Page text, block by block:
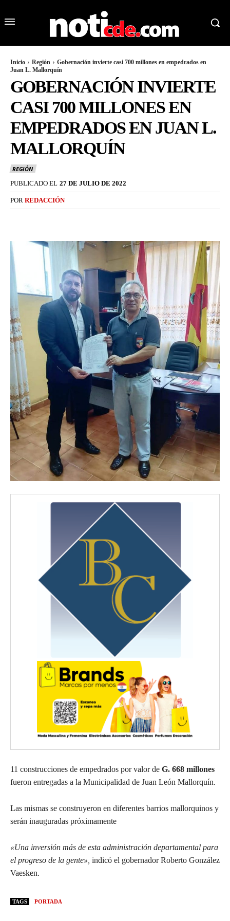
Inicio Región
Gobernación invierte casi 700 millones en empedrados en
Juan L. Mallorquín
GOBERNACIÓN INVIERTE
CASI 700 MILLONES EN
EMPEDRADOS EN JUAN L.
MALLORQUÍN
REGIÓN
PUBLICADO EL 27 DE JULIO DE 2022
POR REDACCIÓN
11 construcciones de empedrados por valor de G. 668 millones
fueron entregadas a la Municipalidad de Juan León Mallorquín.
Las mismas se construyeron en diferentes barrios mallorquinos y
serán inauguradas próximamente
«Una inversión más de esta administración departamental para
el progreso de la gente», indicó el gobernador Roberto González
Vaesken.
TAGS PORTADA